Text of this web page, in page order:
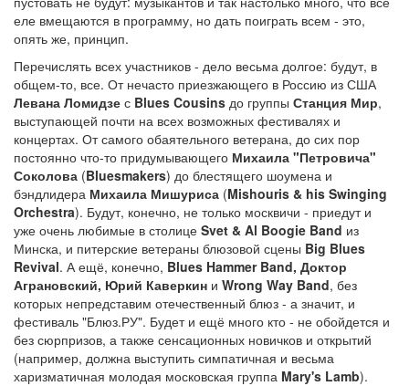
еле вмещаются в программу, но дать поиграть всем - это,
опять же, принцип.
Перечислять всех участников - дело весьма долгое: будут, в
общем-то, все. От нечасто приезжающего в Россию из США
Левана Ломидзе с Blues Cousins до группы Станция Мир,
выступающей почти на всех возможных фестивалях и
концертах. От самого обаятельного ветерана, до сих пор
постоянно что-то придумывающего Михаила "Петровича"
Соколова (Bluesmakers) до блестящего шоумена и
бэндлидера Михаила Мишуриса (Mishouris & his Swinging
Orchestra). Будут, конечно, не только москвичи - приедут и
уже очень любимые в столице Svet & Al Boogie Band из
Минска, и питерские ветераны блюзовой сцены Big Blues
Revival. А ещё, конечно, Blues Hammer Band, Доктор
Аграновский, Юрий Каверкин и Wrong Way Band, без
которых непредставим отечественный блюз - а значит, и
фестиваль "Блюз.РУ". Будет и ещё много кто - не обойдется и
без сюрпризов, а также сенсационных новичков и открытий
(например, должна выступить симпатичная и весьма
харизматичная молодая московская группа Mary's Lamb).